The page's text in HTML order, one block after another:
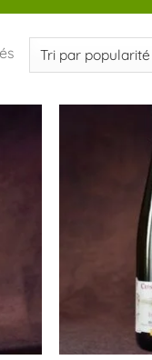
Trié
par